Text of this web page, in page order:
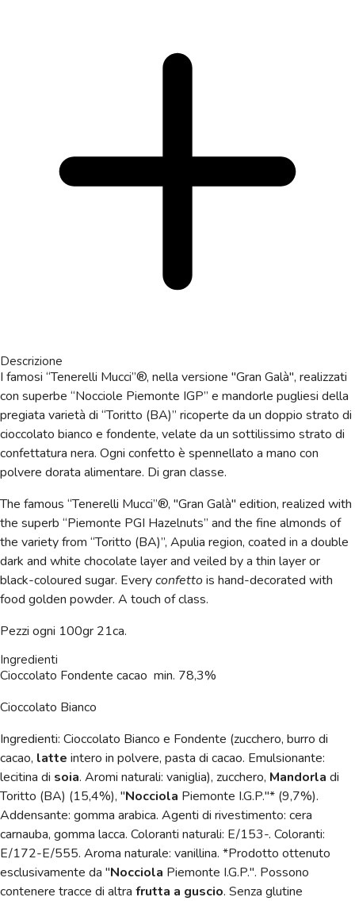
Descrizione
I famosi “Tenerelli Mucci”®, nella versione "Gran Galà", realizzati
con superbe “Nocciole Piemonte IGP” e mandorle pugliesi della
pregiata varietà di “Toritto (BA)” ricoperte da un doppio strato di
cioccolato bianco e fondente, velate da un sottilissimo strato di
confettatura nera. Ogni confetto è spennellato a mano con
polvere dorata alimentare. Di gran classe.
The famous “Tenerelli Mucci”®, "Gran Galà" edition, realized with
the superb “Piemonte PGI Hazelnuts” and the fine almonds of
the variety from “Toritto (BA)”, Apulia region, coated in a double
dark and white chocolate layer and veiled by a thin layer or
black-coloured sugar. Everyconfettois hand-decorated with
food golden powder. A touch of class.
Pezzi ogni 100gr 21ca.
Ingredienti
Cioccolato Fondente cacao min. 78,3%
Cioccolato Bianco
Ingredienti: Cioccolato Bianco e Fondente (zucchero, burro di
cacao, latte intero in polvere, pasta di cacao. Emulsionante:
lecitina di soia. Aromi naturali: vaniglia), zucchero, Mandorla di
Toritto (BA) (15,4%), "Nocciola Piemonte I.G.P."* (9,7%).
Addensante: gomma arabica. Agenti di rivestimento: cera
carnauba, gomma lacca. Coloranti naturali: E/153-. Coloranti:
E/172-E/555. Aroma naturale: vanillina. *Prodotto ottenuto
esclusivamente da "Nocciola Piemonte I.G.P.". Possono
contenere tracce di altra frutta a guscio. Senza glutine